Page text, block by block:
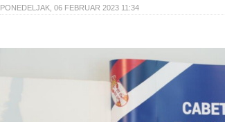
PONEDELJAK, 06 FEBRUAR 2023 11:34